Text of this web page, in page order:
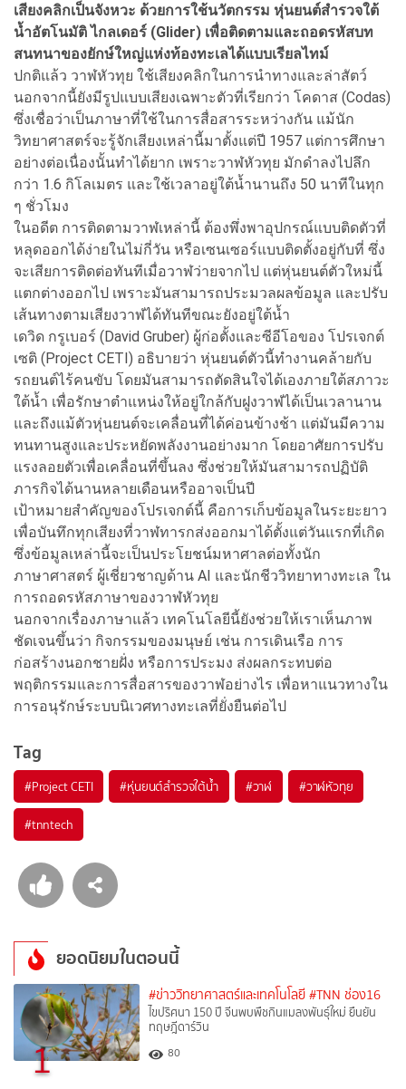
เสียงคลิกเป็นจังหวะ ด้วยการใช้นวัตกรรม หุ่นยนต์สำรวจใต้
น้ำอัตโนมัติ ไกลเดอร์ (Glider) เพื่อติดตามและถอดรหัสบท
สนทนาของยักษ์ใหญ่แห่งท้องทะเลได้แบบเรียลไทม์
ปกติแล้ว วาฬหัวทุย ใช้เสียงคลิกในการนำทางและล่าสัตว์
นอกจากนี้ยังมีรูปแบบเสียงเฉพาะตัวที่เรียกว่า โคดาส (Codas)
ซึ่งเชื่อว่าเป็นภาษาที่ใช้ในการสื่อสารระหว่างกัน แม้นัก
วิทยาศาสตร์จะรู้จักเสียงเหล่านี้มาตั้งแต่ปี 1957 แต่การศึกษา
อย่างต่อเนื่องนั้นทำได้ยาก เพราะวาฬหัวทุย มักดำลงไปลึก
กว่า 1.6 กิโลเมตร และใช้เวลาอยู่ใต้น้ำนานถึง 50 นาทีในทุก
ๆ ชั่วโมง
ในอดีต การติดตามวาฬเหล่านี้ ต้องพึ่งพาอุปกรณ์แบบติดตัวที่
หลุดออกได้ง่ายในไม่กี่วัน หรือเซนเซอร์แบบติดตั้งอยู่กับที่ ซึ่ง
จะเสียการติดต่อทันทีเมื่อวาฬว่ายจากไป แต่หุ่นยนต์ตัวใหม่นี้
แตกต่างออกไป เพราะมันสามารถประมวลผลข้อมูล และปรับ
เส้นทางตามเสียงวาฬได้ทันทีขณะยังอยู่ใต้น้ำ
เดวิด กรูเบอร์ (David Gruber) ผู้ก่อตั้งและซีอีโอของ โปรเจกต์
เซติ (Project CETI) อธิบายว่า หุ่นยนต์ตัวนี้ทำงานคล้ายกับ
รถยนต์ไร้คนขับ โดยมันสามารถตัดสินใจได้เองภายใต้สภาวะ
ใต้น้ำ เพื่อรักษาตำแหน่งให้อยู่ใกล้กับฝูงวาฬได้เป็นเวลานาน
และถึงแม้ตัวหุ่นยนต์จะเคลื่อนที่ได้ค่อนข้างช้า แต่มันมีความ
ทนทานสูงและประหยัดพลังงานอย่างมาก โดยอาศัยการปรับ
แรงลอยตัวเพื่อเคลื่อนที่ขึ้นลง ซึ่งช่วยให้มันสามารถปฏิบัติ
ภารกิจได้นานหลายเดือนหรืออาจเป็นปี
เป้าหมายสำคัญของโปรเจกต์นี้ คือการเก็บข้อมูลในระยะยาว
เพื่อบันทึกทุกเสียงที่วาฬทารกส่งออกมาได้ตั้งแต่วันแรกที่เกิด
ซึ่งข้อมูลเหล่านี้จะเป็นประโยชน์มหาศาลต่อทั้งนัก
ภาษาศาสตร์ ผู้เชี่ยวชาญด้าน AI และนักชีววิทยาทางทะเล ใน
การถอดรหัสภาษาของวาฬหัวทุย
นอกจากเรื่องภาษาแล้ว เทคโนโลยีนี้ยังช่วยให้เราเห็นภาพ
ชัดเจนขึ้นว่า กิจกรรมของมนุษย์ เช่น การเดินเรือ การ
ก่อสร้างนอกชายฝั่ง หรือการประมง ส่งผลกระทบต่อ
พฤติกรรมและการสื่อสารของวาฬอย่างไร เพื่อหาแนวทางใน
การอนุรักษ์ระบบนิเวศทางทะเลที่ยั่งยืนต่อไป
Tag
#Project CETI #หุ่นยนต์สำรวจใต้น้ำ #วาฬ #วาฬหัวทุย
#tnntech
ยอดนิยมในตอนนี้
1
#ข่าววิทยาศาสตร์และเทคโนโลยี #TNN ช่อง16
ไขปริศนา 150 ปี จีนพบพืชกินแมลงพันธุ์ใหม่ ยืนยัน
ทฤษฎีดาร์วิน
80